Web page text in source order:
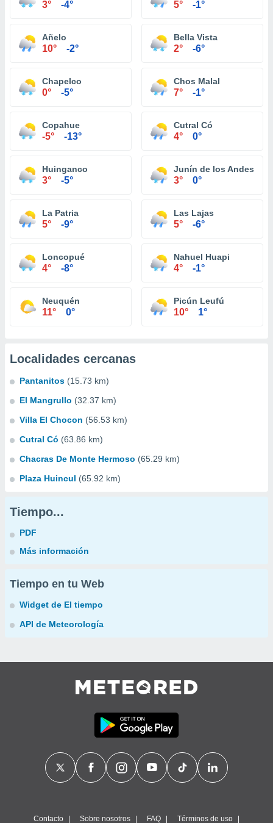
3° -4° 5° -1°
Añelo
10° -2°
Bella Vista
2° -6°
Chapelco
0° -5°
Chos Malal
7° -1°
Copahue
-5° -13°
Cutral Có
4° 0°
Huinganco
3° -5°
Junín de los Andes
3° 0°
La Patria
5° -9°
Las Lajas
5° -6°
Loncopué
4° -8°
Nahuel Huapi
4° -1°
Neuquén
11° 0°
Picún Leufú
10° 1°
Localidades cercanas
Pantanitos (15.73 km)
El Mangrullo (32.37 km)
Villa El Chocon (56.53 km)
Cutral Có (63.86 km)
Chacras De Monte Hermoso (65.29 km)
Plaza Huincul (65.92 km)
Tiempo...
PDF
Más información
Tiempo en tu Web
Widget de El tiempo
API de Meteorología
Contacto Sobre nosotros FAQ Términos de uso